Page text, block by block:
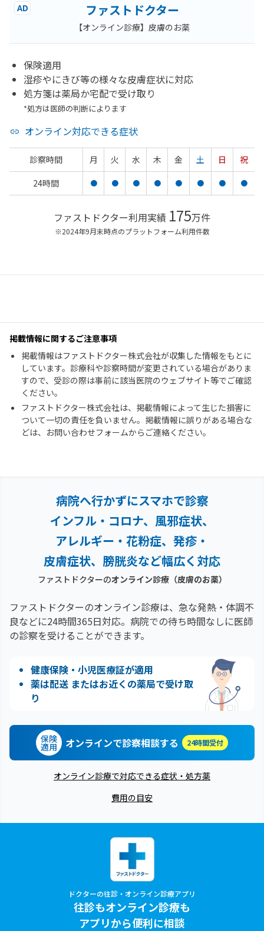
AD ファストドクター
【オンライン診療】皮膚のお薬
保険適用
湿疹やにきび等の様々な皮膚症状に対応
処方箋は薬局か宅配で受け取り
*処方は医師の判断によります
オンライン対応できる症状
診察時間 月 火 水 木 金 土 日
祝
24時間
● ● ● ● ● ● ● ●
ファストドクター利用実績 175万件
※2024年9月末時点のプラットフォーム利用件数
掲載情報に関するご注意事項
掲載情報はファストドクター株式会社が収集した情報をもとに
しています。診療科や診察時間が変更されている場合がありま
すので、受診の際は事前に該当医院のウェブサイト等でご確認
ください。
ファストドクター株式会社は、掲載情報によって生じた損害に
ついて一切の責任を負いません。掲載情報に誤りがある場合な
どは、お問い合わせフォームからご連絡ください。
病院へ行かずにスマホで診察
インフル・コロナ、風邪症状、
アレルギー・花粉症、 発疹・
皮膚症状、膀胱炎など幅広く対応
ファストドクターのオンライン診療（皮膚のお薬）
ファストドクターのオンライン診療は、急な発熱・体調不
良などに24時間365日対応。 病院での待ち時間なしに医師
の診察を受けることができます。
健康保険・小児医療証が適用
薬は配送 またはお近くの薬局で受け取
り
保険
適用 オンラインで診察相談する 24時間受付
オンライン診療で対応できる症状・処方薬
費用の目安
ドクターの往診・オンライン診療アプリ
往診もオンライン診療も
アプリから便利に相談